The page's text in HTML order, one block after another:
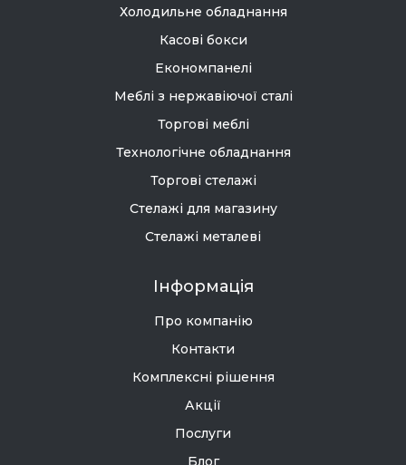
Технологічне обладнання
Торгові стелажі
Стелажі для магазину
Стелажі металеві
Інформація
Про компанію
Контакти
Комплексні рішення
Послуги
Блог
Співпраця
Оплата та доставка
Повернення товару
Договір публічної оферти
Кейси